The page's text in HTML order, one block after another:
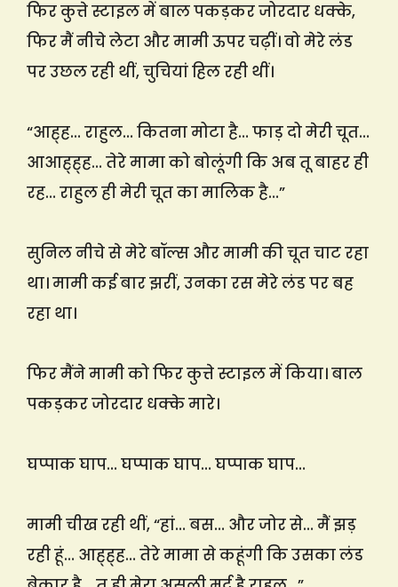
फिर कुत्ते स्टाइल में बाल पकड़कर जोरदार धक्के,
फिर मैं नीचे लेटा और मामी ऊपर चढ़ीं। वो मेरे लंड
पर उछल रही थीं, चुचियां हिल रही थीं।
“आह्ह… राहुल… कितना मोटा है… फाड़ दो मेरी चूत…
आआह्ह्ह… तेरे मामा को बोलूंगी कि अब तू बाहर ही
रह… राहुल ही मेरी चूत का मालिक है…”
सुनिल नीचे से मेरे बॉल्स और मामी की चूत चाट रहा
था। मामी कई बार झरीं, उनका रस मेरे लंड पर बह
रहा था।
फिर मैंने मामी को फिर कुत्ते स्टाइल में किया। बाल
पकड़कर जोरदार धक्के मारे।
घप्पाक घाप… घप्पाक घाप… घप्पाक घाप…
मामी चीख रही थीं, “हां… बस… और जोर से… मैं झड़
रही हूं… आह्ह्ह… तेरे मामा से कहूंगी कि उसका लंड